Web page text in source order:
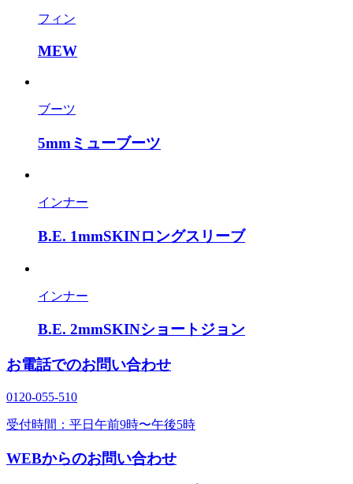
フィン
MEW
ブーツ
5mmミューブーツ
インナー
B.E. 1mmSKINロングスリーブ
インナー
B.E. 2mmSKINショートジョン
お電話でのお問い合わせ
0120‐055‐510
受付時間：平日午前9時〜午後5時
WEBからのお問い合わせ